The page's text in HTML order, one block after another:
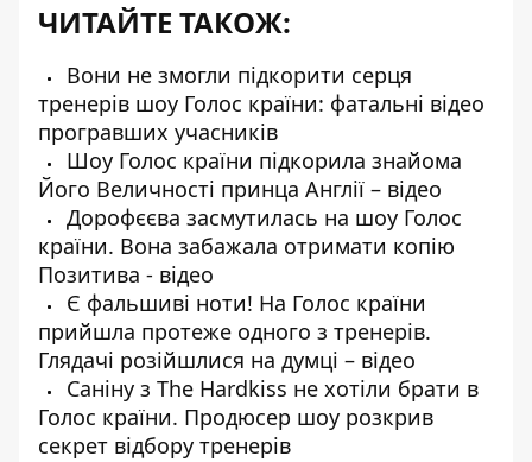
ЧИТАЙТЕ ТАКОЖ:
Вони не змогли підкорити серця
тренерів шоу Голос країни: фатальні відео
програвших учасників
Шоу Голос країни підкорила знайома
Його Величності принца Англії – відео
Дорофєєва засмутилась на шоу Голос
країни. Вона забажала отримати копію
Позитива - відео
Є фальшиві ноти! На Голос країни
прийшла протеже одного з тренерів.
Глядачі розійшлися на думці – відео
Саніну з The Hardkiss не хотіли брати в
Голос країни. Продюсер шоу розкрив
секрет відбору тренерів